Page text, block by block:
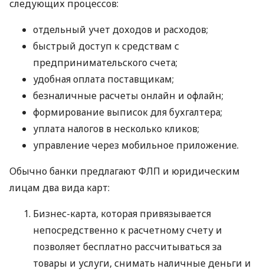
следующих процессов:
отдельный учет доходов и расходов;
быстрый доступ к средствам с
предпринимательского счета;
удобная оплата поставщикам;
безналичные расчеты онлайн и офлайн;
формирование выписок для бухгалтера;
уплата налогов в несколько кликов;
управление через мобильное приложение.
Обычно банки предлагают ФЛП и юридическим
лицам два вида карт:
Бизнес-карта, которая привязывается
непосредственно к расчетному счету и
позволяет бесплатно рассчитываться за
товары и услуги, снимать наличные деньги и